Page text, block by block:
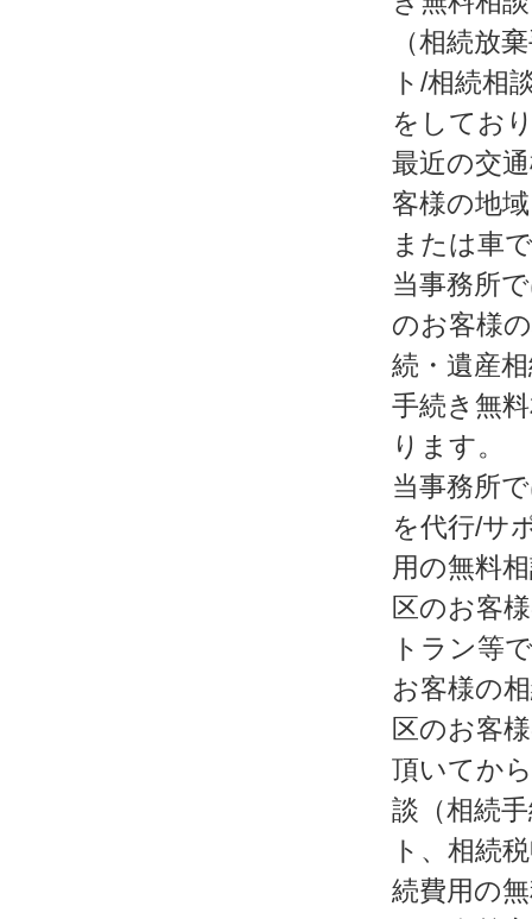
（相続放
ト/相続相
をしてお
最近の交
客様の地
または車
当事務所
のお客様
続・遺産
手続き無
ります。
当事務所
を代行/サ
用の無料
区のお客
トラン等
お客様の
区のお客
頂いてか
談（相続
ト、相続
続費用の